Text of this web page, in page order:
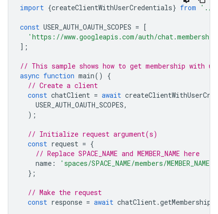
import {createClientWithUserCredentials} from './
const USER_AUTH_OAUTH_SCOPES = [
'https://www.googleapis.com/auth/
];
// This sample shows how to get membership with
async function main()
{
// Create a client
const chatClient = await
USER_AUTH_OAUTH_SCOPES,
);
// Initialize request argument(s)
const request = {
// Replace SPACE_NAME and MEMBER_NAME here
name : 'spaces/SPACE_NAME/members/MEMBER_NAME'
};
// Make the request
const response = await chatClient.getMembership